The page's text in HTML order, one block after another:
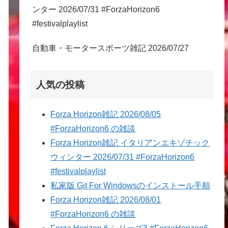
ンター 2026/07/31 #ForzaHorizon6
#festivalplaylist
自動車・モータースポーツ雑記 2026/07/27
人気の投稿
Forza Horizon雑記 2026/08/05
#ForzaHorizon6 の雑談
Forza Horizon雑記 イタリアンエキゾチック
ウィンター 2026/07/31 #ForzaHorizon6
#festivalplaylist
私家版 Git For Windowsのインストール手順
Forza Horizon雑記 2026/08/01
#ForzaHorizon6 の雑談